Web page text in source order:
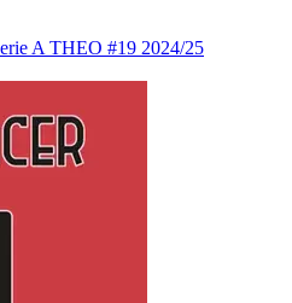
A THEO #19 2024/25